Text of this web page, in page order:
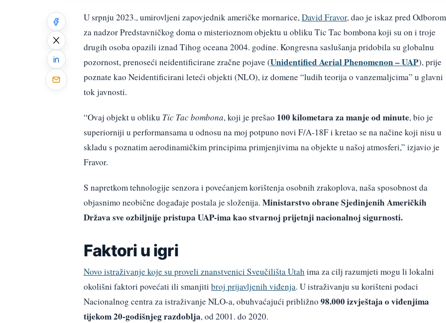
U srpnju 2023., umirovljeni zapovjednik američke mornarice,David Fravor, dao je iskaz pred Odborom
za nadzor Predstavničkog doma o misterioznom objektu u obliku Tic Tac bombona koji su on i troje
drugih osoba opazili iznad Tihog oceana 2004. godine. Kongresna saslušanja pridobila su globalnu
pozornost, prenoseći neidentificirane zračne pojave (Unidentified Aerial Phenomenon – UAP), prije
poznate kao Neidentificirani leteći objekti (NLO), iz domene “ludih teorija o vanzemaljcima” u glavni
tok javnosti.
“Ovaj objekt u obliku Tic Tac bombona, koji je prešao 100 kilometara za manje od minute, bio je
superiorniji u performansama u odnosu na moj potpuno novi F/A-18F i kretao se na načine koji nisu u
skladu s poznatim aerodinamičkim principima primjenjivima na objekte u našoj atmosferi,” izjavio je
Fravor.
S napretkom tehnologije senzora i povećanjem korištenja osobnih zrakoplova, naša sposobnost da
objasnimo neobične događaje postala je složenija. Ministarstvo obrane Sjedinjenih Američkih
Država sve ozbiljnije pristupa UAP-ima kao stvarnoj prijetnji nacionalnoj sigurnosti.
Faktori u igri
Novo istraživanje koje su proveli znanstvenici Sveučilišta Utahima za cilj razumjeti mogu li lokalni
okolišni faktori povećati ili smanjiti broj prijavljenih viđenja. U istraživanju su korišteni podaci
Nacionalnog centra za istraživanje NLO-a, obuhvaćajući približno 98.000 izvještaja o viđenjima
tijekom 20-godišnjeg razdoblja, od 2001. do 2020.